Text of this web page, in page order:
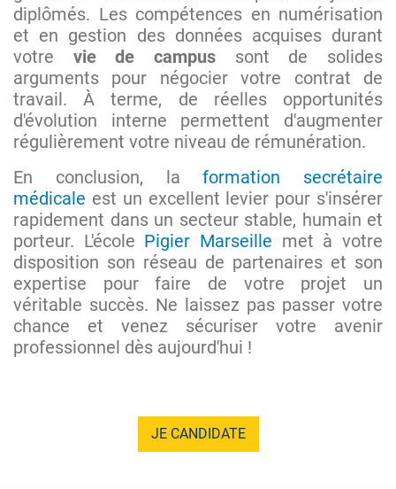
diplômés. Les compétences en numérisation
et en gestion des données acquises durant
votre vie de campus sont de solides
arguments pour négocier votre contrat de
travail. À terme, de réelles opportunités
d'évolution interne permettent d'augmenter
régulièrement votre niveau de rémunération.
En conclusion, laformation secrétaire
médicale est un excellent levier pour s'insérer
rapidement dans un secteur stable, humain et
porteur. L'école Pigier Marseille met à votre
disposition son réseau de partenaires et son
expertise pour faire de votre projet un
véritable succès. Ne laissez pas passer votre
chance et venez sécuriser votre avenir
professionnel dès aujourd'hui !
JE CANDIDATE